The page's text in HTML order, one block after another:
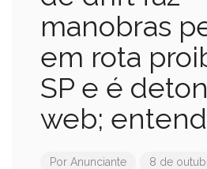
manobras
em rota
SP e é
web;
Por Anunciante 8 de